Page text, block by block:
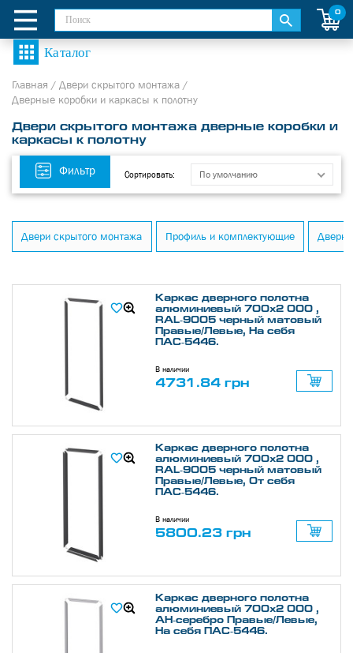
0
Главная / Двери скрытого монтажа /
Дверные коробки и каркасы к полотну
Двери скрытого монтажа дверные коробки и
каркасы к полотну
Фильтр Сортировать: По умолчанию
Двери скрытого монтажа Профиль и комплектующие
Каркас дверного полотна
алюминиевый 700х2 000 ,
RAL-9005 черный матовый
Правые/Левые, На себя
ПАС-5446.
В наличии
4731.84 грн
Каркас дверного полотна
алюминиевый 700х2 000 ,
RAL-9005 черный матовый
Правые/Левые, От себя
ПАС-5446.
В наличии
5800.23 грн
Каркас дверного полотна
алюминиевый 700х2 000 ,
АН-серебро Правые/Левые,
На себя ПАС-5446.